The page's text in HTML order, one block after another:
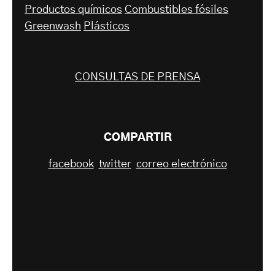
Productos químicos Combustibles fósiles
Greenwash Plásticos
CONSULTAS DE PRENSA
COMPARTIR
facebook twitter correo electrónico